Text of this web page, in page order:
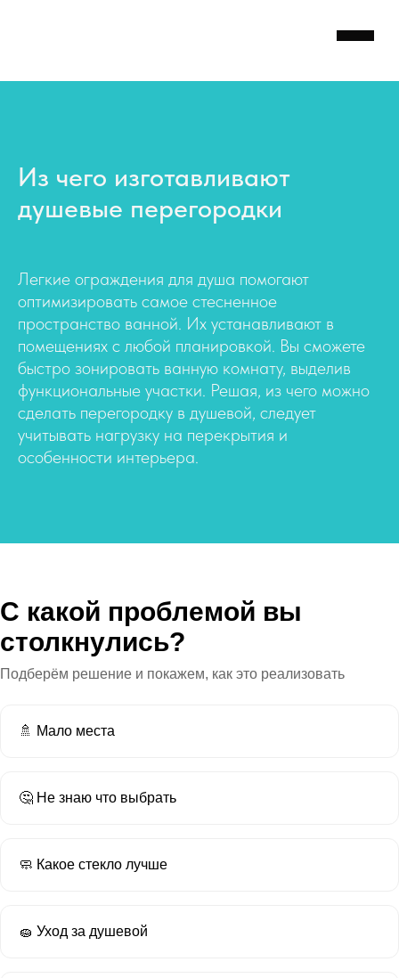
ВИДЫ СТЕКЛА
КАТАЛОГ
Из чего изготавливают
душевые перегородки
Легкие ограждения для душа помогают
оптимизировать самое стесненное
пространство ванной. Их устанавливают в
помещениях с любой планировкой. Вы сможете
быстро зонировать ванную комнату, выделив
функциональные участки. Решая, из чего можно
сделать перегородку в душевой, следует
учитывать нагрузку на перекрытия и
особенности интерьера.
С какой проблемой вы
столкнулись?
Подберём решение и покажем, как это реализовать
🚿 Мало места
🤔 Не знаю что выбрать
🧼 Какое стекло лучше
🧽 Уход за душевой